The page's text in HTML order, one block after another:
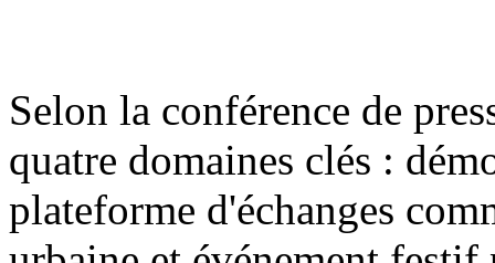
Selon la conférence de
quatre domaines clés :
plateforme d'échanges